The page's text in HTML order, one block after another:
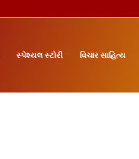
સ્પેશ્યલ સ્ટોરી વિચાર સાહિત્ય